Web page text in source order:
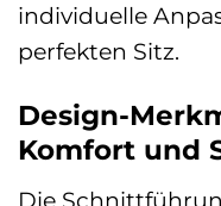
individuelle
perfekten Sitz.
Design-
Komfort und
Die